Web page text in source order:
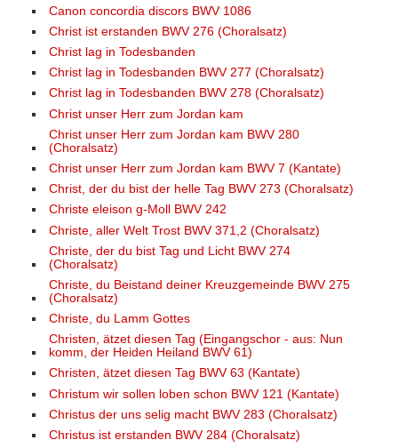
Canon concordia discors BWV 1086
Christ ist erstanden BWV 276 (Choralsatz)
Christ lag in Todesbanden
Christ lag in Todesbanden BWV 277 (Choralsatz)
Christ lag in Todesbanden BWV 278 (Choralsatz)
Christ unser Herr zum Jordan kam
Christ unser Herr zum Jordan kam BWV 280
(Choralsatz)
Christ unser Herr zum Jordan kam BWV 7 (Kantate)
Christ, der du bist der helle Tag BWV 273 (Choralsatz)
Christe eleison g-Moll BWV 242
Christe, aller Welt Trost BWV 371,2 (Choralsatz)
Christe, der du bist Tag und Licht BWV 274
(Choralsatz)
Christe, du Beistand deiner Kreuzgemeinde BWV 275
(Choralsatz)
Christe, du Lamm Gottes
Christen, ätzet diesen Tag (Eingangschor - aus: Nun
komm, der Heiden Heiland BWV 61)
Christen, ätzet diesen Tag BWV 63 (Kantate)
Christum wir sollen loben schon BWV 121 (Kantate)
Christus der uns selig macht BWV 283 (Choralsatz)
Christus ist erstanden BWV 284 (Choralsatz)